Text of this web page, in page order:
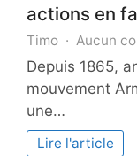
actions en
Timo Aucun
Depuis 1865,
mouvement
une…
Lire l'article